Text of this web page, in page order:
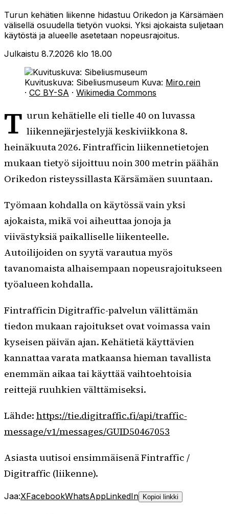
Turun kehätien liikenne hidastuu Orikedon ja Kärsämäen
välisellä osuudella tietyön vuoksi. Yksi ajokaista suljetaan
käytöstä ja alueelle asetetaan nopeusrajoitus.
Julkaistu 8.7.2026 klo 18.00
Kuvituskuva: Sibeliusmuseum Kuva: Miro.rein
· CC BY-SA · Wikimedia Commons
T urun kehätielle eli tielle 40 on luvassa
liikennejärjestelyjä keskiviikkona 8.
heinäkuuta 2026. Fintrafficin liikennetietojen
mukaan tietyö sijoittuu noin 300 metrin päähän
Orikedon risteyssillasta Kärsämäen suuntaan.
Työmaan kohdalla on käytössä vain yksi
ajokaista, mikä voi aiheuttaa jonoja ja
viivästyksiä paikalliselle liikenteelle.
Autoilijoiden on syytä varautua myös
tavanomaista alhaisempaan nopeusrajoitukseen
työalueen kohdalla.
Fintrafficin Digitraffic-palvelun välittämän
tiedon mukaan rajoitukset ovat voimassa vain
kyseisen päivän ajan. Kehätietä käyttävien
kannattaa varata matkaansa hieman tavallista
enemmän aikaa tai käyttää vaihtoehtoisia
reittejä ruuhkien välttämiseksi.
Lähde: https://tie.digitraffic.fi/api/traffic-
message/v1/messages/GUID50467053
Asiasta uutisoi ensimmäisenä Fintraffic /
Digitraffic (liikenne).
Jaa:XFacebookWhatsAppLinkedIn Kopioi linkki